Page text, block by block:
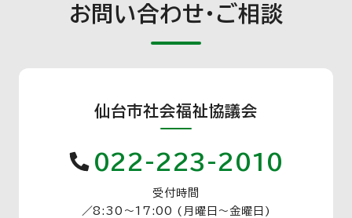
お問い合わせ・ご相談
仙台市社会福祉協議会
022-223-2010
受付時間
／8:30〜17:00 (月曜日〜金曜日)